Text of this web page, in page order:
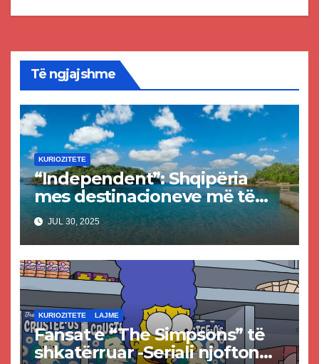
Të ngjajshme
KURIOZITETE
“Independent”: Shqipëria
mes destinacioneve më të
mira për pushime në vitin
2025
JUL 30, 2025
KURIOZITETE LAJME
Fansat e “The Simpsons” të
shkatërruar -Seriali njofton